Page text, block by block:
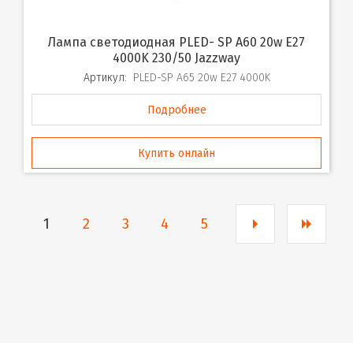
Лампа светодиодная PLED- SP A60 20w E27
4000K 230/50 Jazzway
Артикул: PLED-SP A65 20w E27 4000K
Подробнее
Купить онлайн
1 2 3 4 5